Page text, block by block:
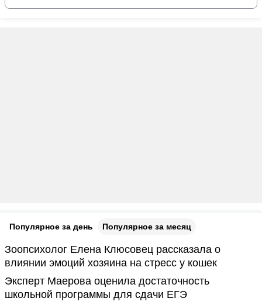
Популярное за день Популярное за месяц
Зоопсихолог Елена Клюсовец рассказала о
влиянии эмоций хозяина на стресс у кошек
Эксперт Маерова оценила достаточность
школьной программы для сдачи ЕГЭ